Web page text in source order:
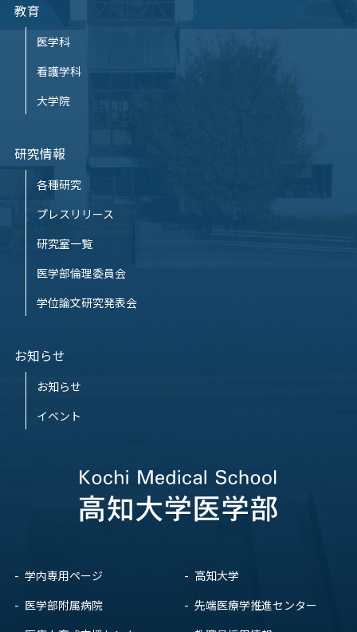
教育
医学科
看護学科
大学院
研究情報
各種研究
プレスリリース
研究室一覧
医学部倫理委員会
学位論文研究発表会
お知らせ
お知らせ
イベント
学内専用ページ
高知大学
医学部附属病院
先端医療学推進センター